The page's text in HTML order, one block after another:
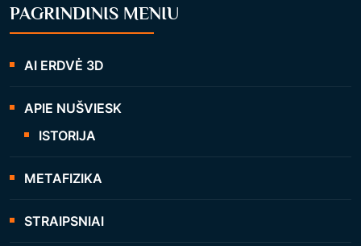
PAGRINDINIS MENIU
AI ERDVĖ 3D
APIE NUŠVIESK
ISTORIJA
METAFIZIKA
STRAIPSNIAI